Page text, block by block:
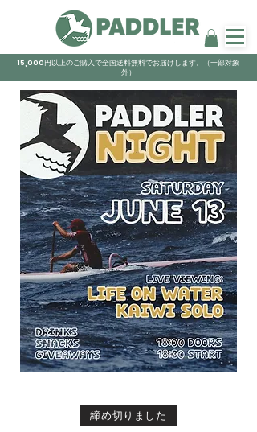
15,000円以上のご購入で全国送料無料でお届けします。（一部対象
外）
締め切りました